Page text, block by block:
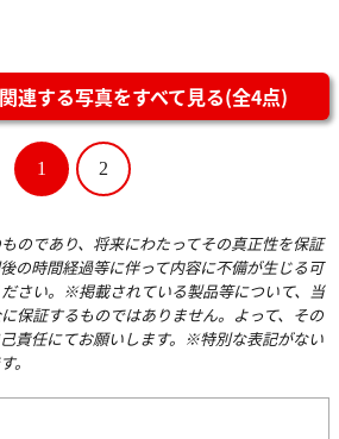
連する写真をすべて見る(全4点)
1 2
のであり、将来にわたってその真正性を保証
の時間経過等に伴って内容に不備が生じる可
さい。※掲載されている製品等について、当
保証するものではありません。よって、その
責任にてお願いします。※特別な表記がない
。